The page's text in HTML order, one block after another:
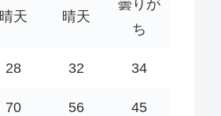
晴天 晴天
曇りが
ち
28 32 34
70 56 45